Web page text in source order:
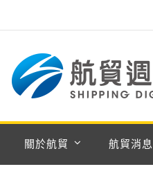
關於航貿 航貿消息